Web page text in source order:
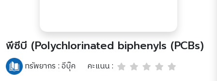
พีซีบี (Polychlorinated biphenyls (PCBs)
ทรัพยากร :อีบุ๊ค
คะแนน :